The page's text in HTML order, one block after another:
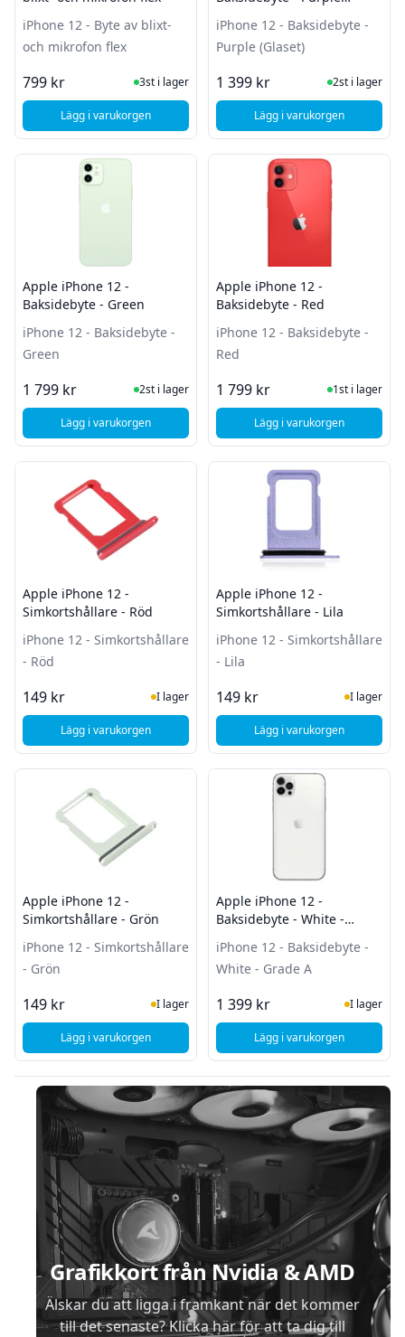
iPhone 12 - Byte av blixt-
och mikrofon flex
799 kr I Lager
3st i lager
Lägg i varukorgen, Apple iPhone 12 - Byte av blixt- och mikrofon flex
iPhone 12 - Baksidebyte -
Purple (Glaset)
1 399 kr I Lager
2st i lager
Lägg i varukorgen, Apple iPhone 12 -
Apple iPhone 12 -
Baksidebyte - Green
iPhone 12 - Baksidebyte -
Green
1 799 kr I Lager
2st i lager
Lägg i varukorgen, Apple iPhone 12 - Baksidebyte - Green
Apple iPhone 12 -
Baksidebyte - Red
iPhone 12 - Baksidebyte -
Red
1 799 kr I Lager
1st i lager
Lägg i varukorgen, Apple iPhone 12 -
Apple iPhone 12 -
Simkortshållare - Röd
iPhone 12 - Simkortshållare
- Röd
149 kr I Lager
I lager
Lägg i varukorgen, Apple iPhone 12 - Simkortshållare - Röd
Apple iPhone 12 -
Simkortshållare - Lila
iPhone 12 - Simkortshållare
- Lila
149 kr I Lager
I lager
Lägg i varukorgen, Apple iPhone 12 -
Apple iPhone 12 -
Simkortshållare - Grön
iPhone 12 - Simkortshållare
- Grön
149 kr I Lager
I lager
Lägg i varukorgen, Apple iPhone 12 - Simkortshållare - Grön
Apple iPhone 12 -
Baksidebyte - White -
iPhone 12 - Baksidebyte -
White - Grade A
1 399 kr I Lager
I lager
Lägg i varukorgen, Apple iPhone 12 -
Grafikkort från Nvidia & AMD
Älskar du att ligga i framkant när det kommer
till det senaste? Klicka här för att ta dig till